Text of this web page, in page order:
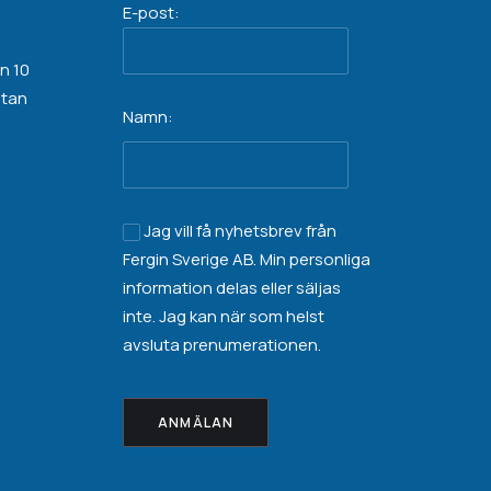
10
E-post:
Namn:
Jag vill få nyhetsbrev från
Fergin Sverige AB. Min personliga
informationdelas eller säljas
inte. Jag kan när som helst
avsluta prenumerationen.